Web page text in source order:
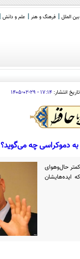
بین الملل فرهنگ و هنر علم و دانش
تاریخ انتشار:۱۷:۱۴ - ۲۹-۰۲-۱۴۰۵
به دموکراسی چه می‌گوید؟
حال‌وهوای
ایده‌هایشان